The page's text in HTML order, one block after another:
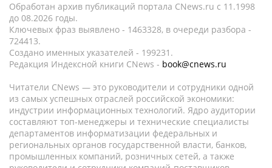
Обработан архив публикаций портала CNews.ru c 11.1998
до 08.2026 годы.
Ключевых фраз выявлено - 1463328, в очереди разбора -
724413.
Создано именных указателей - 199231.
Редакция Индексной книги CNews - book@cnews.ru
Читатели CNews — это руководители и сотрудники одной
из самых успешных отраслей российской экономики:
индустрии информационных технологий. Ядро аудитории
составляют топ-менеджеры и технические специалисты
департаментов информатизации федеральных и
региональных органов государственной власти, банков,
промышленных компаний, розничных сетей, а также